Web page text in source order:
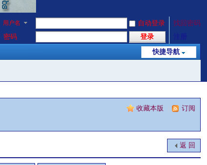
用户名 自动登录
找回密码
密码
登录
快捷导航
收藏本版 订阅
返 回